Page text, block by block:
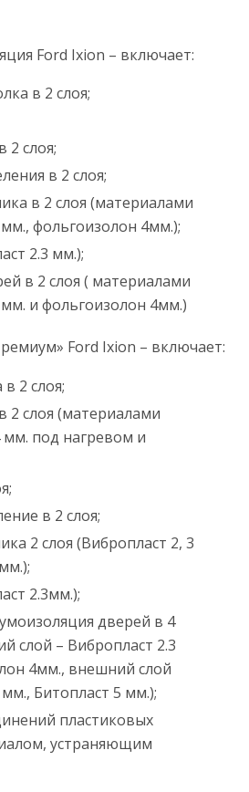
Ford Ixion – включает:
в 2 слоя;
2 слоя;
в 2 слоя;
в 2 слоя (материалами
фольгоизолон 4мм.);
2.3 мм.);
в 2 слоя ( материалами
и фольгоизолон 4мм.)
Ford Ixion – включает:
2 слоя;
2 слоя (материалами
под нагревом и
в 2 слоя;
2 слоя (Вибропласт 2, 3
2.3мм.);
дверей в 4
слой – Вибропласт 2.3
4мм., внешний слой
Битопласт 5 мм.);
пластиковых
устраняющим